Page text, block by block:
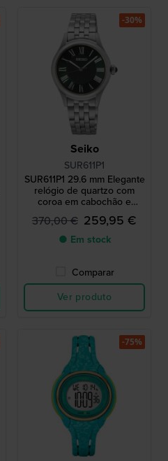
Seiko
SUR611P1
SUR611P1 29.6 mm Elegante
relógio de quartzo com
coroa em cabochão e
índices romanos
370,00 € 259,95 €
● Em stock
Comparar
Ver produto
-30%
-75%